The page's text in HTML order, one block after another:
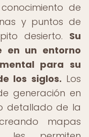
de
y puntos de
desierto. Su
en un entorno
para su
los siglos. Los
generación en
detallado de la
mapas